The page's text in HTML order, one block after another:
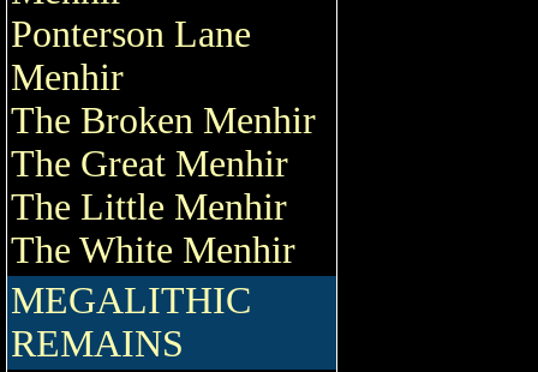
Ponterson Lane
Menhir
The Broken Menhir
The Great Menhir
The Little Menhir
The White Menhir
MEGALITHIC
REMAINS